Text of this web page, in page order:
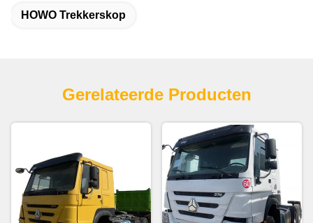
HOWO Trekkerskop
Gerelateerde Producten